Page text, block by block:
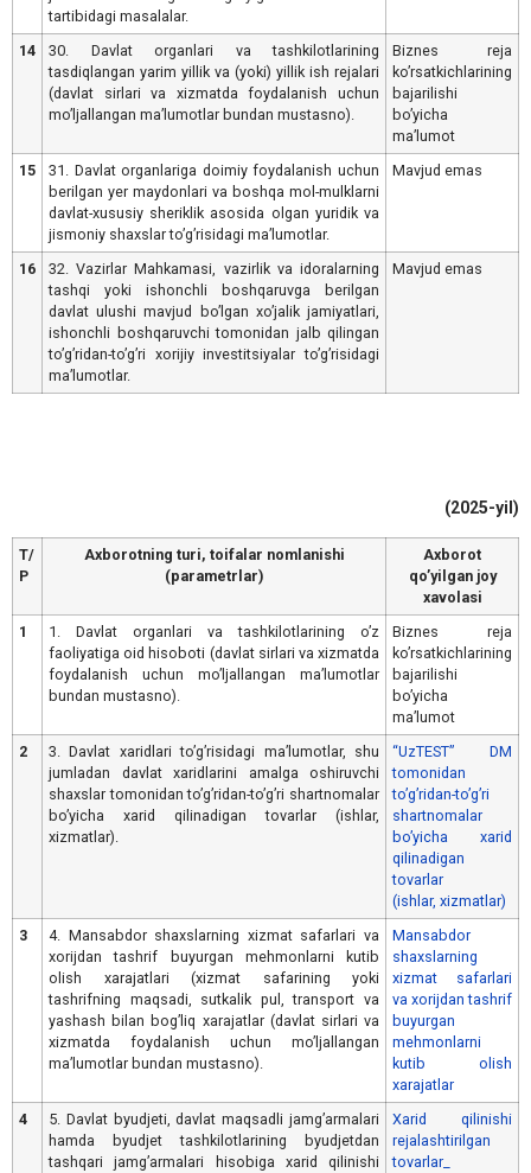
tartibidagi masalalar.
14
30. Davlat organlari va tashkilotlarining
tasdiqlangan yarim yillik va (yoki) yillik ish rejalari
(davlat sirlari va xizmatda foydalanish uchun
moʼljallangan maʼlumotlar bundan mustasno).
Biznes reja
koʼrsatkichlarining
bajarilishi
boʼyicha
maʼlumot
15
31. Davlat organlariga doimiy foydalanish uchun
berilgan yer maydonlari va boshqa mol-mulklarni
davlat-xususiy sheriklik asosida olgan yuridik va
jismoniy shaxslar toʼgʼrisidagi maʼlumotlar.
Mavjud emas
16
32. Vazirlar Mahkamasi, vazirlik va idoralarning
tashqi yoki ishonchli boshqaruvga berilgan
davlat ulushi mavjud boʼlgan xoʼjalik jamiyatlari,
ishonchli boshqaruvchi tomonidan jalb qilingan
toʼgʼridan-toʼgʼri xorijiy investitsiyalar toʼgʼrisidagi
maʼlumotlar.
Mavjud emas
(2025-yil)
T/
Р
Аxborotning turi, toifalar nomlanishi
(parametrlar)
Аxborot
qoʼyilgan joy
xavolasi
1
1. Davlat organlari va tashkilotlarining oʼz
faoliyatiga oid hisoboti (davlat sirlari va xizmatda
foydalanish uchun moʼljallangan maʼlumotlar
bundan mustasno).
Biznes reja
koʼrsatkichlarining
bajarilishi
boʼyicha
maʼlumot
2
3. Davlat xaridlari toʼgʼrisidagi maʼlumotlar, shu
jumladan davlat xaridlarini amalga oshiruvchi
shaxslar tomonidan toʼgʼridan-toʼgʼri shartnomalar
boʼyicha xarid qilinadigan tovarlar (ishlar,
xizmatlar).
“UzTEST” DM
tomonidan
toʼgʼridan-toʼgʼri
shartnomalar
boʼyicha xarid
qilinadigan
tovarlar
(ishlar, xizmatlar)
3
4. Mansabdor shaxslarning xizmat safarlari va
xorijdan tashrif buyurgan mehmonlarni kutib
olish xarajatlari (xizmat safarining yoki
tashrifning maqsadi, sutkalik pul, transport va
yashash bilan bogʼliq xarajatlar (davlat sirlari va
xizmatda foydalanish uchun moʼljallangan
maʼlumotlar bundan mustasno).
Mansabdor
shaxslarning
xizmat safarlari
va xorijdan tashrif
buyurgan
mehmonlarni
kutib olish
xarajatlar
4
5. Davlat byudjeti, davlat maqsadli jamgʼarmalari
hamda byudjet tashkilotlarining byudjetdan
tashqari jamgʼarmalari hisobiga xarid qilinishi
Xarid qilinishi
rejalashtirilgan
tovarlar_